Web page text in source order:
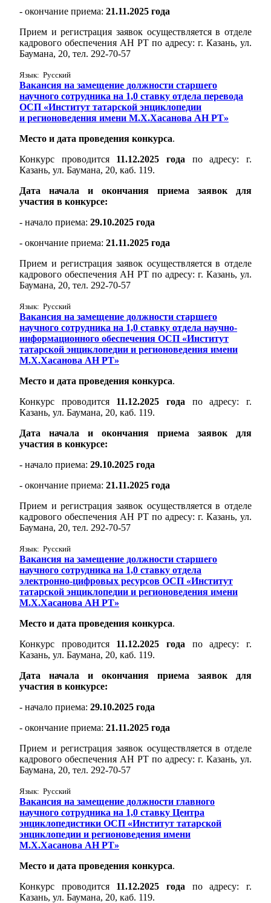
- окончание приема: 21.11.2025 года
Прием и регистрация заявок осуществляется в отделе
кадрового обеспечения АН РТ по адресу: г. Казань, ул.
Баумана, 20, тел. 292-70-57
Язык: Русский
Вакансия на замещение должности старшего
научного сотрудника на 1,0 ставку отдела перевода
ОСП «Институт татарской энциклопедии
и регионоведения имени М.Х.Хасанова АН РТ»
Место и дата проведения конкурса.
Конкурс проводится 11.12.2025 года по адресу: г.
Казань, ул. Баумана, 20, каб. 119.
Дата начала и окончания приема заявок для
участия в конкурсе:
- начало приема: 29.10.2025 года
- окончание приема: 21.11.2025 года
Прием и регистрация заявок осуществляется в отделе
кадрового обеспечения АН РТ по адресу: г. Казань, ул.
Баумана, 20, тел. 292-70-57
Язык: Русский
Вакансия на замещение должности старшего
научного сотрудника на 1,0 ставку отдела научно-
информационного обеспечения ОСП «Институт
татарской энциклопедии и регионоведения имени
М.Х.Хасанова АН РТ»
Место и дата проведения конкурса.
Конкурс проводится 11.12.2025 года по адресу: г.
Казань, ул. Баумана, 20, каб. 119.
Дата начала и окончания приема заявок для
участия в конкурсе:
- начало приема: 29.10.2025 года
- окончание приема: 21.11.2025 года
Прием и регистрация заявок осуществляется в отделе
кадрового обеспечения АН РТ по адресу: г. Казань, ул.
Баумана, 20, тел. 292-70-57
Язык: Русский
Вакансия на замещение должности старшего
научного сотрудника на 1,0 ставку отдела
электронно-цифровых ресурсов ОСП «Институт
татарской энциклопедии и регионоведения имени
М.Х.Хасанова АН РТ»
Место и дата проведения конкурса.
Конкурс проводится 11.12.2025 года по адресу: г.
Казань, ул. Баумана, 20, каб. 119.
Дата начала и окончания приема заявок для
участия в конкурсе:
- начало приема: 29.10.2025 года
- окончание приема: 21.11.2025 года
Прием и регистрация заявок осуществляется в отделе
кадрового обеспечения АН РТ по адресу: г. Казань, ул.
Баумана, 20, тел. 292-70-57
Язык: Русский
Вакансия на замещение должности главного
научного сотрудника на 1,0 ставку Центра
энциклопедистики ОСП «Институт татарской
энциклопедии и регионоведения имени
М.Х.Хасанова АН РТ»
Место и дата проведения конкурса.
Конкурс проводится 11.12.2025 года по адресу: г.
Казань, ул. Баумана, 20, каб. 119.